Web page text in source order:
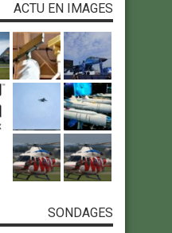
ACTU EN IMAGES
SONDAGES